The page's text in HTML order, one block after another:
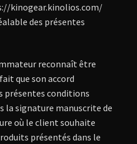
kinogear.kinolios.com/
des présentes
reconnaît être
que son accord
présentes conditions
la signature manuscrite de
où le client souhaite
présentés dans le